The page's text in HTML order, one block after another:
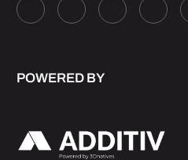
POWERED BY